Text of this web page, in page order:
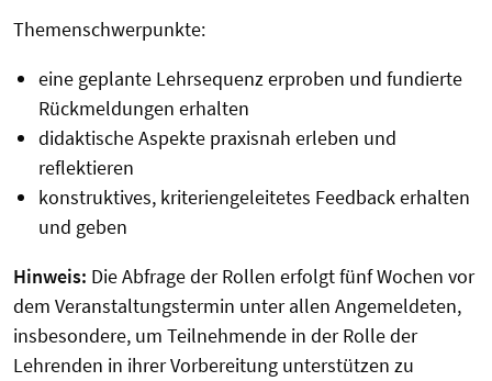
Themenschwerpunkte:
eine geplante Lehrsequenz erproben und fundierte
Rückmeldungen erhalten
didaktische Aspekte praxisnah erleben und
reflektieren
konstruktives, kriteriengeleitetes Feedback erhalten
und geben
Hinweis: Die Abfrage der Rollen erfolgt fünf Wochen vor
dem Veranstaltungstermin unter allen Angemeldeten,
insbesondere, um Teilnehmende in der Rolle der
Lehrenden in ihrer Vorbereitung unterstützen zu